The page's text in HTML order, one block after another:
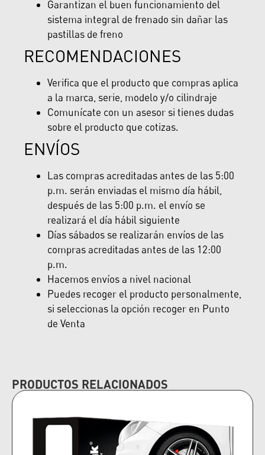
Garantizan el buen funcionamiento del
sistema integral de frenado sin dañar las
pastillas de freno
RECOMENDACIONES
Verifica que el producto que compras aplica
a la marca, serie, modelo y/o cilindraje
Comunícate con un asesor si tienes dudas
sobre el producto que cotizas.
ENVÍOS
Las compras acreditadas antes de las 5:00
p.m. serán enviadas el mismo día hábil,
después de las 5:00 p.m. el envío se
realizará el día hábil siguiente
Días sábados se realizarán envíos de las
compras acreditadas antes de las 12:00
p.m.
Hacemos envíos a nivel nacional
Puedes recoger el producto personalmente,
si seleccionas la opción recoger en Punto
de Venta
PRODUCTOS RELACIONADOS